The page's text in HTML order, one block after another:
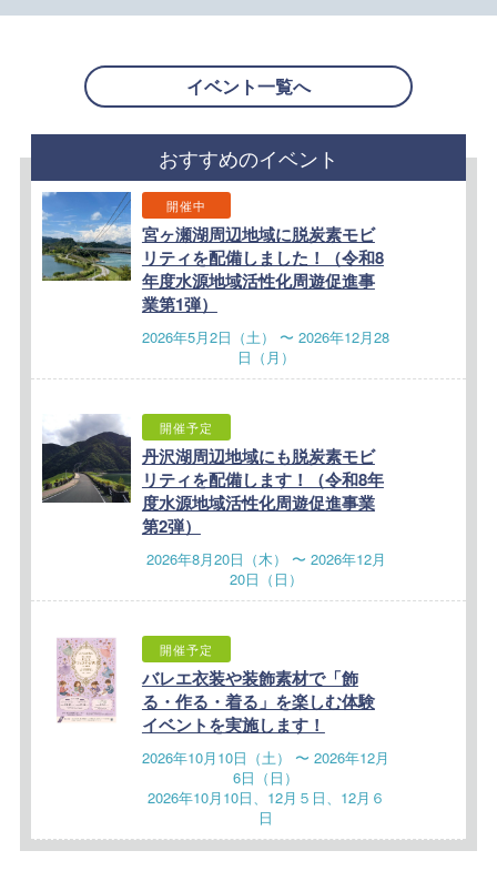
イベント一覧へ
おすすめのイベント
開催中
宮ヶ瀬湖周辺地域に脱炭素モビ
リティを配備しました！（令和8
年度水源地域活性化周遊促進事
業第1弾）
2026年5月2日（土） 〜 2026年12月28
日（月）
開催予定
丹沢湖周辺地域にも脱炭素モビ
リティを配備します！（令和8年
度水源地域活性化周遊促進事業
第2弾）
2026年8月20日（木） 〜 2026年12月
20日（日）
開催予定
バレエ衣装や装飾素材で「飾
る・作る・着る」を楽しむ体験
イベントを実施します！
2026年10月10日（土） 〜 2026年12月
6日（日）
2026年10月10日、12月５日、12月６
日